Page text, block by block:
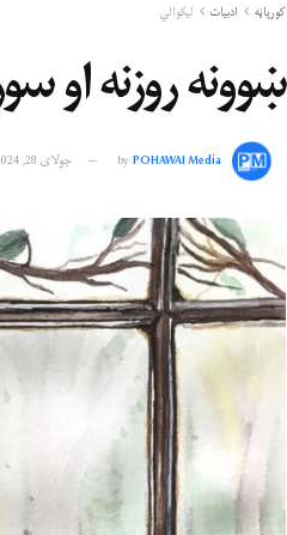
کورپاڼه ادبیات لیکوالي
ښوونه روزنه او
byPOHAWAI Media جولای 28, 2024